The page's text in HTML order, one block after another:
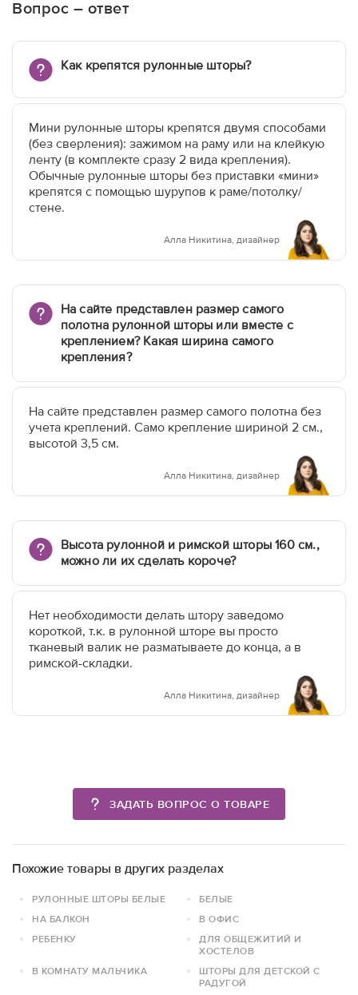
Вопрос – ответ
Как крепятся рулонные шторы?
Мини рулонные шторы крепятся двумя способами
(без сверления): зажимом на раму или на клейкую
ленту (в комплекте сразу 2 вида крепления).
Обычные рулонные шторы без приставки «мини»
крепятся с помощью шурупов к раме/потолку/
стене.
Алла Никитина, дизайнер
На сайте представлен размер самого
полотна рулонной шторы или вместе с
креплением? Какая ширина самого
крепления?
На сайте представлен размер самого полотна без
учета креплений. Само крепление шириной 2 см.,
высотой 3,5 см.
Алла Никитина, дизайнер
Высота рулонной и римской шторы 160 см.,
можно ли их сделать короче?
Нет необходимости делать штору заведомо
короткой, т.к. в рулонной шторе вы просто
тканевый валик не разматываете до конца, а в
римской-складки.
Алла Никитина, дизайнер
ЗАДАТЬ ВОПРОС О ТОВАРЕ
Похожие товары в других разделах
РУЛОННЫЕ ШТОРЫ БЕЛЫЕ
БЕЛЫЕ
НА БАЛКОН
В ОФИС
РЕБЕНКУ
ДЛЯ ОБЩЕЖИТИЙ И
ХОСТЕЛОВ
В КОМНАТУ МАЛЬЧИКА
ШТОРЫ ДЛЯ ДЕТСКОЙ С
РАДУГОЙ